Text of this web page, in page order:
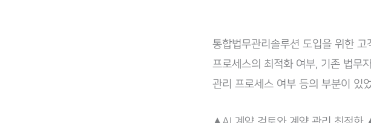
통합법무관리솔루션 도입을 위한
프로세스의 최적화 여부, 기존 법무
관리 프로세스 여부 등의 부분이 있